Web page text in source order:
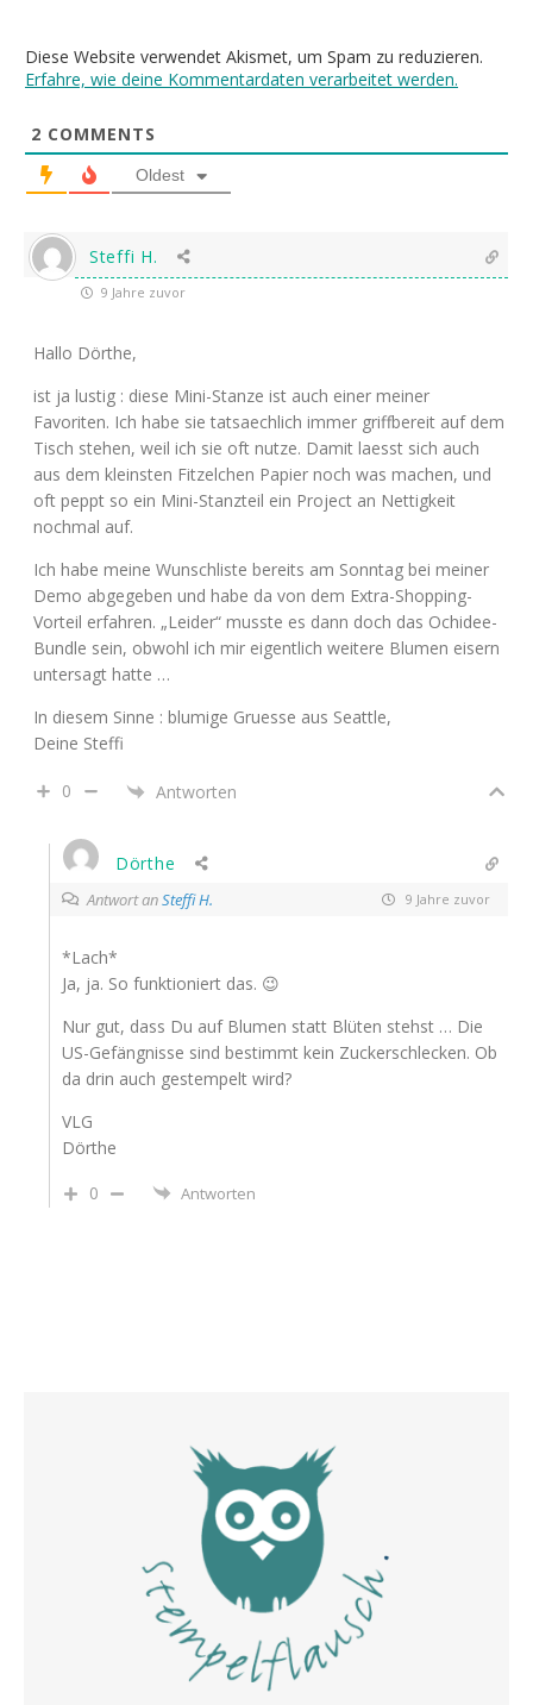
Diese Website verwendet Akismet, um Spam zu reduzieren.
Erfahre, wie deine Kommentardaten verarbeitet werden.
2 COMMENTS
Oldest
Steffi H.
9 Jahre zuvor
Hallo Dörthe,
ist ja lustig : diese Mini-Stanze ist auch einer meiner
Favoriten. Ich habe sie tatsaechlich immer griffbereit auf dem
Tisch stehen, weil ich sie oft nutze. Damit laesst sich auch
aus dem kleinsten Fitzelchen Papier noch was machen, und
oft peppt so ein Mini-Stanzteil ein Project an Nettigkeit
nochmal auf.
Ich habe meine Wunschliste bereits am Sonntag bei meiner
Demo abgegeben und habe da von dem Extra-Shopping-
Vorteil erfahren. „Leider“ musste es dann doch das Ochidee-
Bundle sein, obwohl ich mir eigentlich weitere Blumen eisern
untersagt hatte …
In diesem Sinne : blumige Gruesse aus Seattle,
Deine Steffi
0 Antworten
Dörthe
Antwort anSteffi H. 9 Jahre zuvor
*Lach*
Ja, ja. So funktioniert das. 😉
Nur gut, dass Du auf Blumen statt Blüten stehst … Die
US-Gefängnisse sind bestimmt kein Zuckerschlecken. Ob
da drin auch gestempelt wird?
VLG
Dörthe
0
Antworten